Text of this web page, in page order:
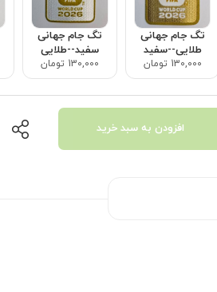
تگ جام جهانی
طلایی--سفید
130,000 تومان
تگ جام جهانی
سفید--طلایی
130,000 تومان
افزودن به سبد خرید